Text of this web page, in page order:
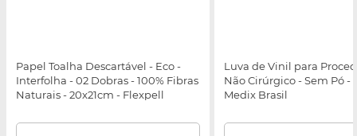
Papel Toalha Descartável - Eco -
Interfolha - 02 Dobras - 100% Fibras
Naturais - 20x21cm - Flexpell
Luva de Vinil para
Não Cirúrgico - Sem Pó -
Medix Brasil